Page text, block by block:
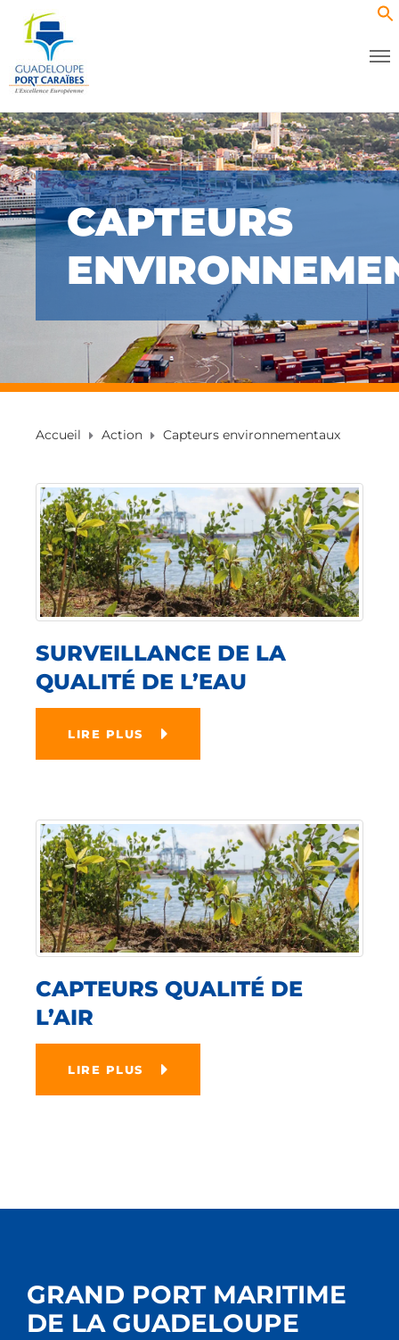
CAPTEURS
Accueil Action Capteurs environnementaux
SURVEILLANCE DE LA
QUALITÉ DE L’EAU
LIRE PLUS
CAPTEURS QUALITÉ DE
L’AIR
LIRE PLUS
GRAND PORT MARITIME
DE LA GUADELOUPE